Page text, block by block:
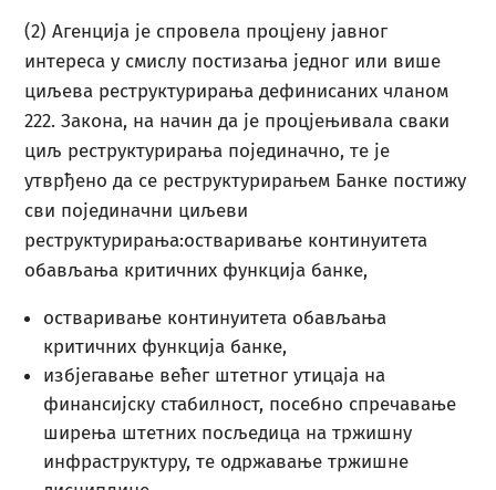
(2) Агенција је спровела процјену јавног
интереса у смислу постизања једног или више
циљева реструктурирања дефинисаних чланом
222. Закона, на начин да је процјењивала сваки
циљ реструктурирања појединачно, те је
утврђено да се реструктурирањем Банке постижу
сви појединачни циљеви
реструктурирања:остваривање континуитета
обављања критичних функција банке,
остваривање континуитета обављања
критичних функција банке,
избјегавање већег штетног утицаја на
финансијску стабилност, посебно спречавање
ширења штетних посљедица на тржишну
инфраструктуру, те одржавање тржишне